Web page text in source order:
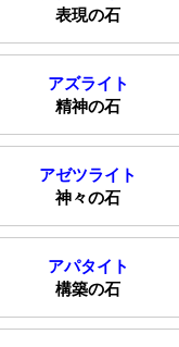
表現の石
アズライト
精神の石
アゼツライト
神々の石
アパタイト
構築の石